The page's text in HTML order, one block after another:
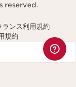
reserved.
ランス利用規約
規約